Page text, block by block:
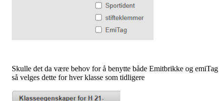
Skulle det da være behov for å benytte både Emitbrikke og emiTag
så velges dette for hver klasse som tidligere